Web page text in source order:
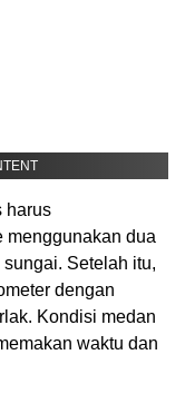
harus
menggunakan dua
Setelah itu,
dengan
Kondisi medan
waktu dan